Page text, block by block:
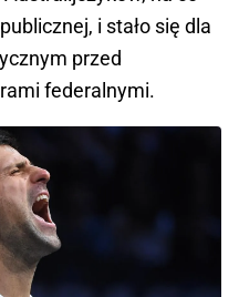
i stało się dla
przed
federalnymi.